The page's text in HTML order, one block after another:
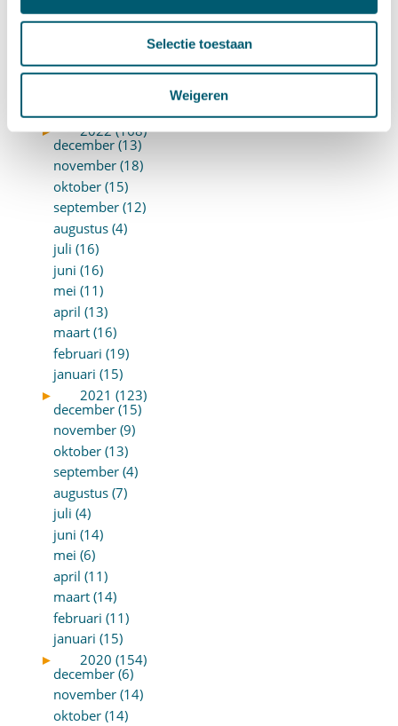
Selectie toestaan
Weigeren
mei (9)
maart (17)
►
2022 (168)
december (13)
november (18)
oktober (15)
september (12)
augustus (4)
juli (16)
juni (16)
mei (11)
april (13)
maart (16)
februari (19)
januari (15)
►
2021 (123)
december (15)
november (9)
oktober (13)
september (4)
augustus (7)
juli (4)
juni (14)
mei (6)
april (11)
maart (14)
februari (11)
januari (15)
►
2020 (154)
december (6)
november (14)
oktober (14)